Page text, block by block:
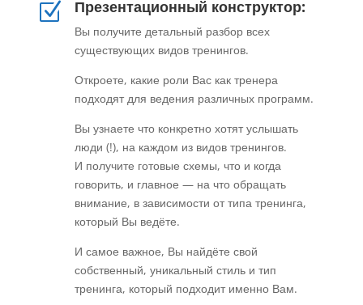
Z Презентационный конструктор:
Вы получите детальный разбор всех
существующих видов тренингов.
Откроете, какие роли Вас как тренера
подходят для ведения различных программ.
Вы узнаете что конкретно хотят услышать
люди (!), на каждом из видов тренингов.
И получите готовые схемы, что и когда
говорить, и главное — на что обращать
внимание, в зависимости от типа тренинга,
который Вы ведёте.
И самое важное, Вы найдёте свой
собственный, уникальный стиль и тип
тренинга, который подходит именно Вам.